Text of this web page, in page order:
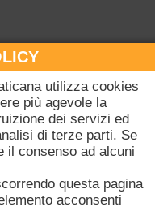
utilizza cookies
più agevole la
dei servizi ed
di terze parti. Se
il consenso ad alcuni
questa pagina
acconsenti
Commerciale
8-16.30
Vaticane)